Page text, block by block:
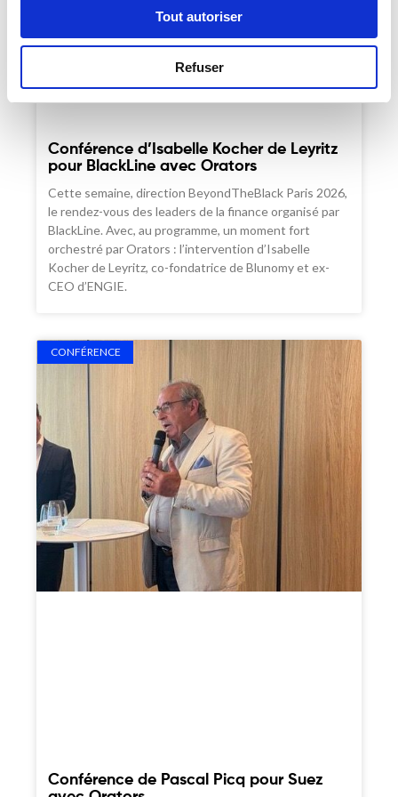
Tout autoriser
Refuser
Conférence d’Isabelle Kocher de Leyritz
pour BlackLine avec Orators
Cette semaine, direction BeyondTheBlack Paris 2026,
le rendez-vous des leaders de la finance organisé par
BlackLine. Avec, au programme, un moment fort
orchestré par Orators : l’intervention d’Isabelle
Kocher de Leyritz, co-fondatrice de Blunomy et ex-
CEO d’ENGIE.
CONFÉRENCE
Conférence de Pascal Picq pour Suez